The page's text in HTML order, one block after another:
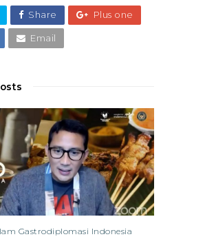
Share Plus one
Email
Gastrodiplomasi Indonesia